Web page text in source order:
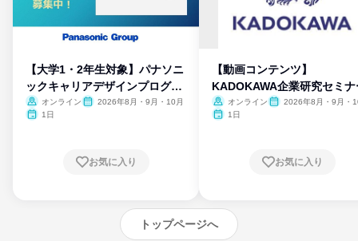
【大学1・2年生対象】パナソニ
ックキャリアデザインプログラ
ム
オンライン
2026年8月・9月・10月
1日
お気に入り
【動画コンテンツ】
KADOKAWA企業研究セミナ
オンライン
2026年8月・9月・
1日
お気に入り
トップページへ